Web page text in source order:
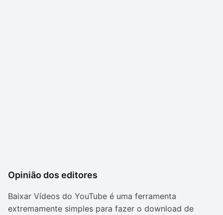
Opinião dos editores
Baixar Vídeos do YouTube é uma ferramenta
extremamente simples para fazer o download de